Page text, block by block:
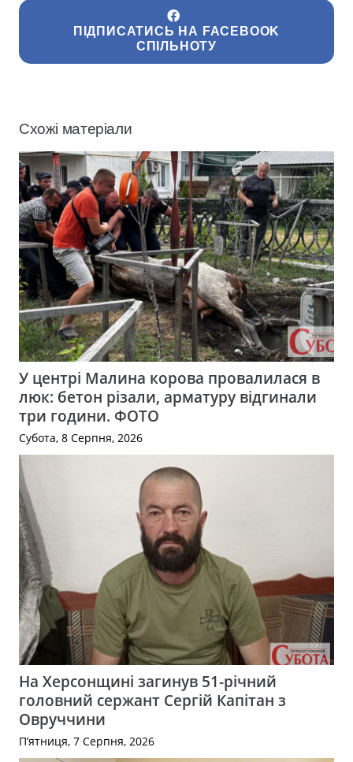
ПІДПИСАТИСЬ НА FACEBOOK
СПІЛЬНОТУ
Схожі матеріали
У центрі Малина корова провалилася в
люк: бетон різали, арматуру відгинали
три години. ФОТО
Субота, 8 Серпня, 2026
На Херсонщині загинув 51-річний
головний сержант Сергій Капітан з
Овруччини
П’ятниця, 7 Серпня, 2026